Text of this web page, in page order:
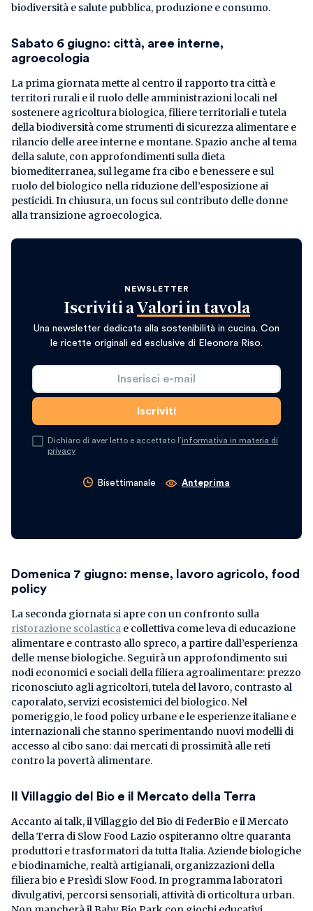
biodiversità e salute pubblica, produzione e consumo.
Sabato 6 giugno: città, aree interne,
agroecologia
La prima giornata mette al centro il rapporto tra città e
territori rurali e il ruolo delle amministrazioni locali nel
sostenere agricoltura biologica, filiere territoriali e tutela
della biodiversità come strumenti di sicurezza alimentare e
rilancio delle aree interne e montane. Spazio anche al tema
della salute, con approfondimenti sulla dieta
biomediterranea, sul legame fra cibo e benessere e sul
ruolo del biologico nella riduzione dell’esposizione ai
pesticidi. In chiusura, un focus sul contributo delle donne
alla transizione agroecologica.
NEWSLETTER
Iscriviti a Valori in tavola
Una newsletter dedicata alla sostenibilità in cucina. Con
le ricette originali ed esclusive di Eleonora Riso.
Dichiaro di aver letto e accettato l’informativa in materia di
privacy
Bisettimanale Anteprima
Domenica 7 giugno: mense, lavoro agricolo, food
policy
La seconda giornata si apre con un confronto sulla
ristorazione scolastica e collettiva come leva di educazione
alimentare e contrasto allo spreco, a partire dall’esperienza
delle mense biologiche. Seguirà un approfondimento sui
nodi economici e sociali della filiera agroalimentare: prezzo
riconosciuto agli agricoltori, tutela del lavoro, contrasto al
caporalato, servizi ecosistemici del biologico. Nel
pomeriggio, le food policy urbane e le esperienze italiane e
internazionali che stanno sperimentando nuovi modelli di
accesso al cibo sano: dai mercati di prossimità alle reti
contro la povertà alimentare.
Il Villaggio del Bio e il Mercato della Terra
Accanto ai talk, il Villaggio del Bio di FederBio e il Mercato
della Terra di Slow Food Lazio ospiteranno oltre quaranta
produttori e trasformatori da tutta Italia. Aziende biologiche
e biodinamiche, realtà artigianali, organizzazioni della
filiera bio e Presìdi Slow Food. In programma laboratori
divulgativi, percorsi sensoriali, attività di orticoltura urban.